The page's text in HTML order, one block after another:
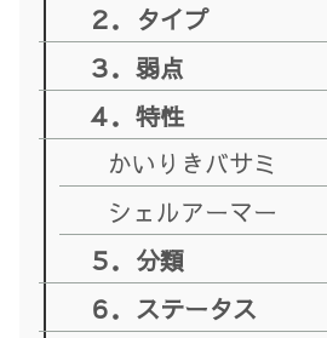
２．タイプ
３．弱点
４．特性
かいりきバサミ
シェルアーマー
５．分類
６．ステータス